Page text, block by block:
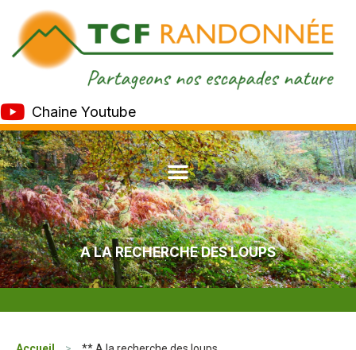
Chaine Youtube
A LA RECHERCHE DES LOUPS